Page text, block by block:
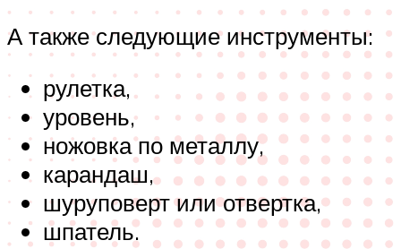
А также следующие инструменты:
рулетка,
уровень,
ножовка по металлу,
карандаш,
шуруповерт или отвертка,
шпатель.